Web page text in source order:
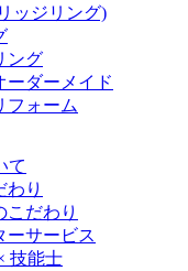
ッジリング)
ング
ーダーメイド
フォーム
て
わり
こだわり
ーサービス
技能士